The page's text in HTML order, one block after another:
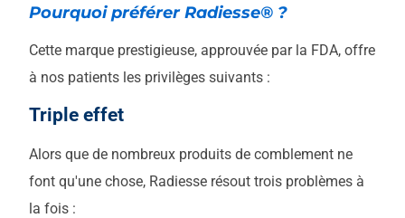
Pourquoi préférer Radiesse® ?
Cette marque prestigieuse, approuvée par la FDA, offre
à nos patients les privilèges suivants :
Triple effet
Alors que de nombreux produits de comblement ne
font qu'une chose, Radiesse résout trois problèmes à
la fois :